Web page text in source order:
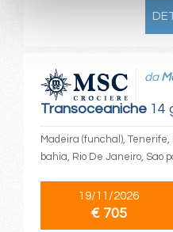
Transoceaniche14
da
Madeira (funchal), Tenerife,
bahia, Rio De Janeiro, Sao
19/11/2026
€ 705